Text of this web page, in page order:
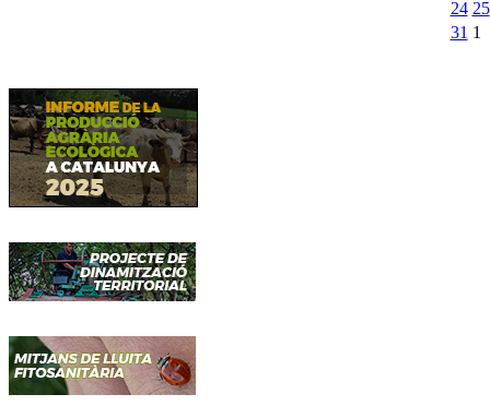
24 25
31 1